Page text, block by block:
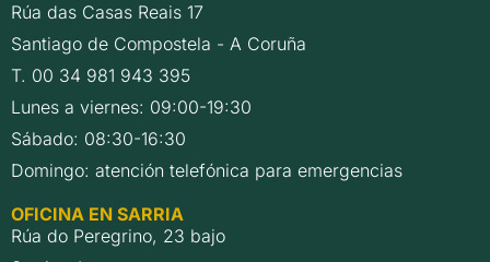
Rúa das Casas Reais 17
Santiago de Compostela - A Coruña
T. 00 34 981 943 395
Lunes a viernes: 09:00-19:30
Sábado: 08:30-16:30
Domingo: atención telefónica para emergencias
OFICINA EN SARRIA
Rúa do Peregrino, 23 bajo